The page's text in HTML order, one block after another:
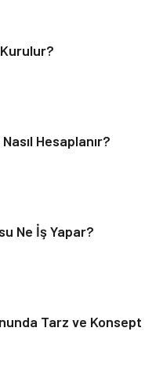
Kurumları
Kurulur?
Hesaplanır?
Ne İş Yapar?
Tarz ve Konsept